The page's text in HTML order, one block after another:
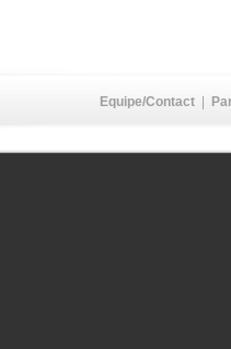
Equipe/Contact